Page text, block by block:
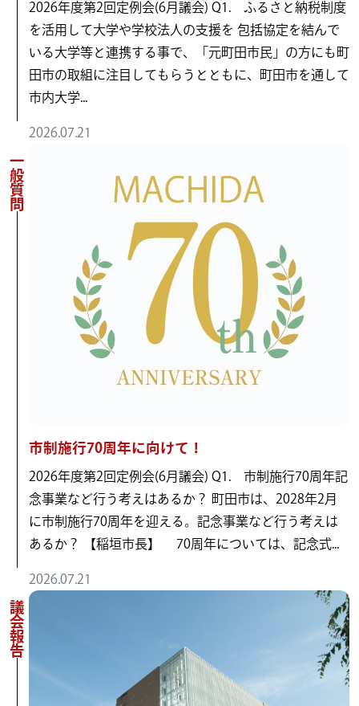
2026年度第2回定例会(6月議会) Q1. ふるさと納税制度
を活用して大学や学校法人の支援を 包括協定を結んで
いる大学等と連携する事で、「元町田市民」の方にも町
田市の取組に注目してもらうとともに、町田市を通して
市内大学...
2026.07.21
一般質問
市制施行70周年に向けて！
2026年度第2回定例会(6月議会) Q1. 市制施行70周年記
念事業など行う考えはあるか？ 町田市は、2028年2月
に市制施行70周年を迎える。記念事業など行う考えは
あるか？ 【稲垣市長】 70周年については、記念式...
2026.07.21
議会報告